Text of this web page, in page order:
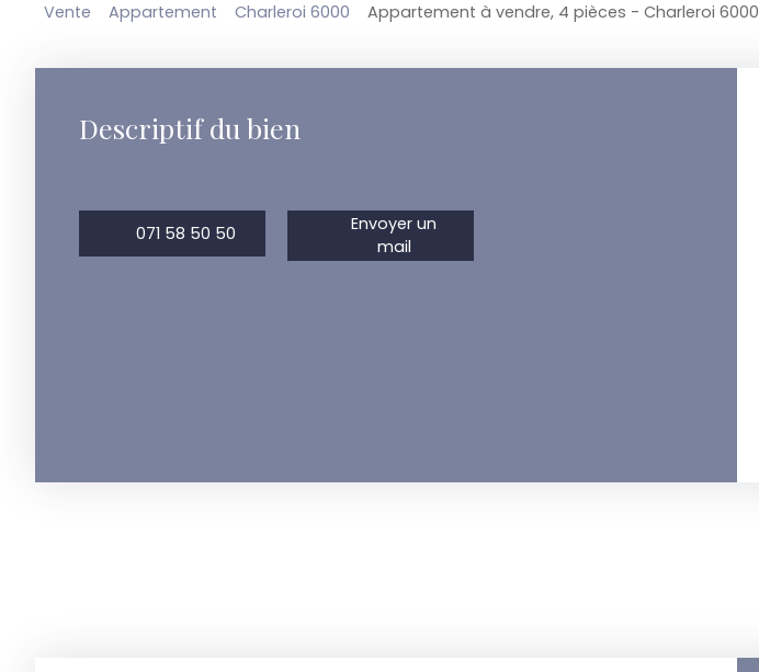
Vente Appartement Charleroi 6000 Appartement à vendre, 4 pièces - Charleroi 6000
Descriptif du bien
071 58 50 50
Envoyer un
mail